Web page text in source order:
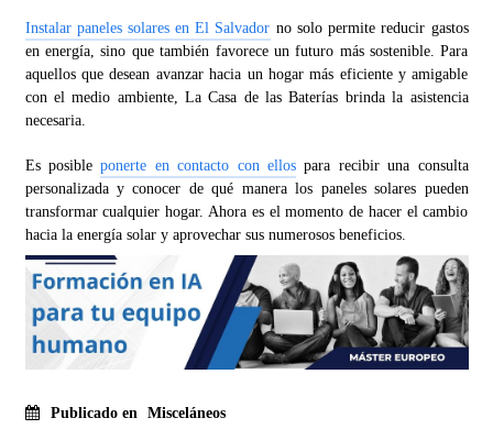
Instalar paneles solares en El Salvador no solo permite reducir gastos
en energía, sino que también favorece un futuro más sostenible. Para
aquellos que desean avanzar hacia un hogar más eficiente y amigable
con el medio ambiente, La Casa de las Baterías brinda la asistencia
necesaria.
Es posibleponerte en contacto con ellospara recibir una consulta
personalizada y conocer de qué manera los paneles solares pueden
transformar cualquier hogar. Ahora es el momento de hacer el cambio
hacia la energía solar y aprovechar sus numerosos beneficios.
Publicado en Misceláneos